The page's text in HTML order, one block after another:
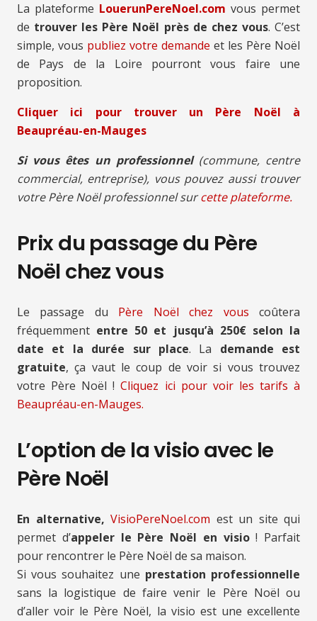
La plateforme LouerunPereNoel.com vous permet
de trouver les Père Noël près de chez vous. C’est
simple, vous publiez votre demande et les Père Noël
de Pays de la Loire pourront vous faire une
proposition.
Cliquer ici pour trouver un Père Noël à
Beaupréau-en-Mauges
Si vous êtes un professionnel(commune, centre
commercial, entreprise), vous pouvez aussi trouver
votre Père Noël professionnel surcette plateforme.
Prix du passage du Père
Noël chez vous
Le passage du Père Noël chez vous coûtera
fréquemment entre 50 et jusqu’à 250€ selon la
date et la durée sur place. La demande est
gratuite, ça vaut le coup de voir si vous trouvez
votre Père Noël !Cliquez ici pour voir les tarifs à
Beaupréau-en-Mauges.
L’option de la visio avec le
Père Noël
En alternative, VisioPereNoel.com est un site qui
permet d’appeler le Père Noël en visio! Parfait
pour rencontrer le Père Noël de sa maison.
Si vous souhaitez une prestation professionnelle
sans la logistique de faire venir le Père Noël ou
d’aller voir le Père Noël, la visio est une excellente